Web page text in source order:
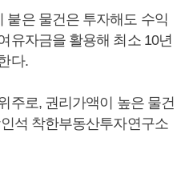
붙은 물건은 투자해도 수익
유자금을 활용해 최소 10년
다.
주로, 권리가액이 높은 물건
석 착한부동산투자연구소